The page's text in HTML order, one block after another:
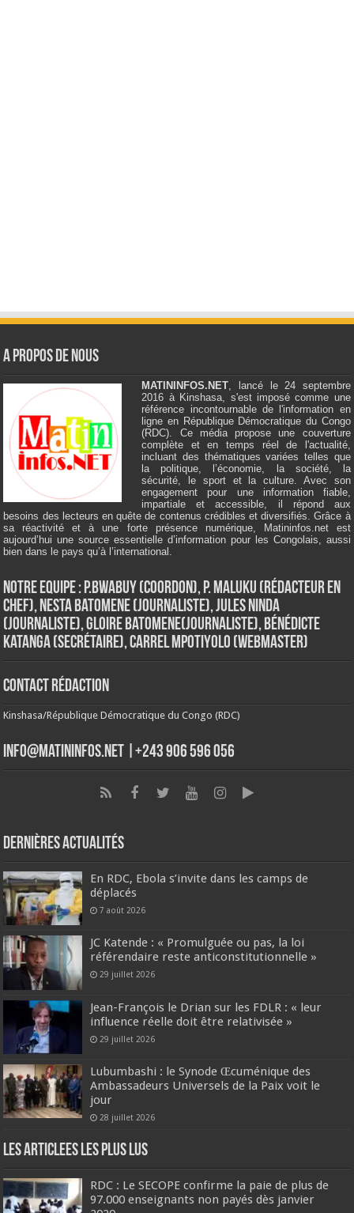
A Propos de Nous
MATININFOS.NET, lancé le 24 septembre
2016 à Kinshasa, s'est imposé comme une
référence incontournable de l'information en
ligne en République Démocratique du Congo
(RDC). Ce média propose une couverture
complète et en temps réel de l'actualité,
incluant des thématiques variées telles que
la politique, l’économie, la société, la
sécurité, le sport et la culture. Avec son
engagement pour une information fiable,
impartiale et accessible, il répond aux
besoins des lecteurs en quête de contenus crédibles et diversifiés. Grâce à
sa réactivité et à une forte présence numérique, Matininfos.net est
aujourd’hui une source essentielle d’information pour les Congolais, aussi
bien dans le pays qu’à l’international.
Notre Equipe : P.Bwabuy (Coordon), P. Maluku (Rédacteur en
Chef), Nesta Batomene (Journaliste), Jules Ninda
(Journaliste), Gloire Batomene(Journaliste), Bénédicte
Katanga (Secrétaire), Carrel Mpotiyolo (Webmaster)
Contact Rédaction
Kinshasa/République Démocratique du Congo (RDC)
info@matininfos.net |+243 906 596 056
Dernières Actualités
En RDC, Ebola s’invite dans les camps de
déplacés
7 août 2026
JC Katende : « Promulguée ou pas, la loi
référendaire reste anticonstitutionnelle »
29 juillet 2026
Jean-François le Drian sur les FDLR : « leur
influence réelle doit être relativisée »
29 juillet 2026
Lubumbashi : le Synode Œcuménique des
Ambassadeurs Universels de la Paix voit le
jour
28 juillet 2026
Les Articlees les plus Lus
RDC : Le SECOPE confirme la paie de plus de
97.000 enseignants non payés dès janvier